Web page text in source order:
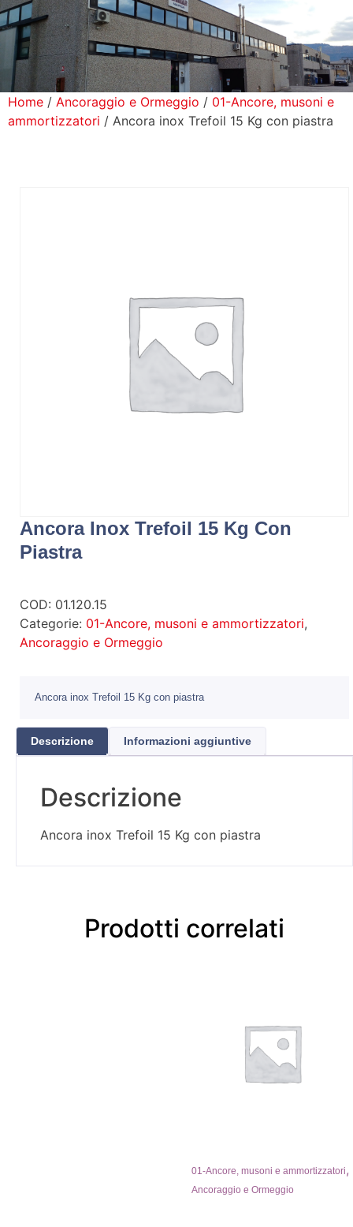
Prodotti
Home / Ancoraggio e Ormeggio / 01-Ancore, musoni e
ammortizzatori / Ancora inox Trefoil 15 Kg con piastra
Ancora Inox Trefoil 15 Kg Con
Piastra
COD: 01.120.15
Categorie: 01-Ancore, musoni e ammortizzatori,
Ancoraggio e Ormeggio
Ancora inox Trefoil 15 Kg con piastra
Descrizione Informazioni aggiuntive
Descrizione
Ancora inox Trefoil 15 Kg con piastra
Prodotti correlati
01-Ancore, musoni e ammortizzatori,
Ancoraggio e Ormeggio